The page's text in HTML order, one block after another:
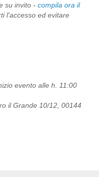
su invito - compila ora il
l'accesso ed evitare
evento alle h. 11:00
il Grande 10/12, 00144